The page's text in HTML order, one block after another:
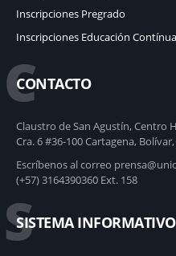
Inscripciones Pregrado
Inscripciones Educación Contínua
C
CONTACTO
Claustro de San Agustín, Centro
Cra. 6 #36-100 Cartagena,
Escríbenos al correo
(+57) 3164390360 Ext. 158
S
SISTEMA INFORMATIVO